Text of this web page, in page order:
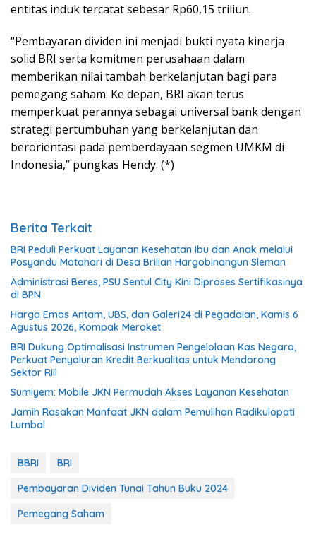
entitas induk tercatat sebesar Rp60,15 triliun.
“Pembayaran dividen ini menjadi bukti nyata kinerja
solid BRI serta komitmen perusahaan dalam
memberikan nilai tambah berkelanjutan bagi para
pemegang saham. Ke depan, BRI akan terus
memperkuat perannya sebagai universal bank dengan
strategi pertumbuhan yang berkelanjutan dan
berorientasi pada pemberdayaan segmen UMKM di
Indonesia,” pungkas Hendy. (*)
Berita Terkait
BRI Peduli Perkuat Layanan Kesehatan Ibu dan Anak melalui
Posyandu Matahari di Desa Brilian Hargobinangun Sleman
Administrasi Beres, PSU Sentul City Kini Diproses Sertifikasinya
di BPN
Harga Emas Antam, UBS, dan Galeri24 di Pegadaian, Kamis 6
Agustus 2026, Kompak Meroket
BRI Dukung Optimalisasi Instrumen Pengelolaan Kas Negara,
Perkuat Penyaluran Kredit Berkualitas untuk Mendorong
Sektor Riil
Sumiyem: Mobile JKN Permudah Akses Layanan Kesehatan
Jamih Rasakan Manfaat JKN dalam Pemulihan Radikulopati
Lumbal
BBRI
BRI
Pembayaran Dividen Tunai Tahun Buku 2024
Pemegang Saham